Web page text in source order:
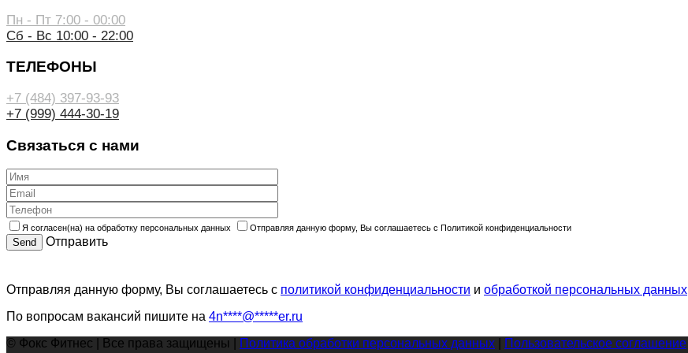
Пн - Пт 7:00 - 00:00
Сб - Вс 10:00 - 22:00
ТЕЛЕФОНЫ
+7 (484) 397-93-93
+7 (999) 444-30-19
Связаться с нами
Я согласен(на) на обработку персональных данных Отправляя данную форму, Вы соглашаетесь с Политикой конфиденциальности
Отправить
Отправляя данную форму, Вы соглашаетесь с политикой конфиденциальности и обработкой персональных данных
По вопросам вакансий пишите на 4n****@*****er.ru
© Фокс Фитнес | Все права защищены |
Политика обработки персональных данных Пользовательское соглашение